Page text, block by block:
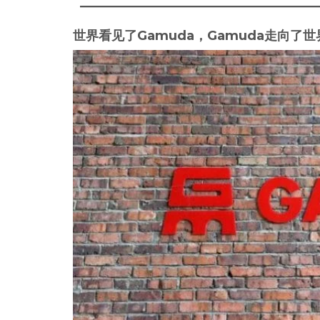
世界看见了Gamuda，Gamuda走向了世